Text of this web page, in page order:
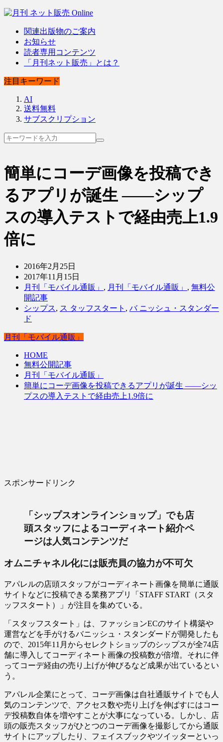
関連出版物のご案内
お知らせ
読者専用コンテンツ
「月刊ネット販売」とは？
注目キーワード
AI
送料無料
サブスクリプション
簡単にコーデ画像を投稿でき
るアプリが誕生 ――シップ
スの導入テストで経由売上1.9
倍に
2016年2月25日
2017年11月15日
月刊「モバイル通販」 , 月刊「モバイル通販」 , 無料公
開記事
シップス, ス タッフスタート , バ ニッシュ・スタンダー
ド
月刊「モバイル通販」
HOME
無料公開記事
月刊「モバイル通販」
簡単にコーデ画像を投稿できるアプリが誕生 ――シッ
プスの導入テストで経由売上1.9倍に
スポンサードリンク
「シップスオンラインショップ」でも店
頭スタッフによるコーディネート紹介ペ
ージは人気コンテンツだ
オムニチャネル化には販売員の協力が不可欠
アパレルの店頭スタッフがコーディネート画像を簡単に通販
サイトなどに投稿できる業務アプリ「STAFF START（スタ
ッフスタート）」が注目を集めている。
「スタッフスタート」は、ファッションECのサイト構築や
運営などを手がけるバニッシュ・スタンダードが開発したも
ので、2015年11月からセレクトショップのシップスが全74店
舗に導入してコーディネート画像の投稿数が倍増。それに伴
ってコーデ経由の売り上げが伸びるなど成果が出ているとい
う。
アパレル企業にとって、コーデ画像は自社通販サイトでも人
気のコンテンツで、アクセス数や売り上げを伸ばすにはコー
デ投稿数自体を増やすことが大事になっている。しかし、店
頭の販売スタッフがひとつのコーデ画像を撮影してから通販
サイトにアップしたり、フェイスブックやツイッターといっ